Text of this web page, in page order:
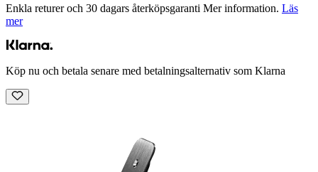
Enkla returer och 30 dagars återköpsgaranti Mer information. Läs
mer
Köp nu och betala senare med betalningsalternativ som Klarna